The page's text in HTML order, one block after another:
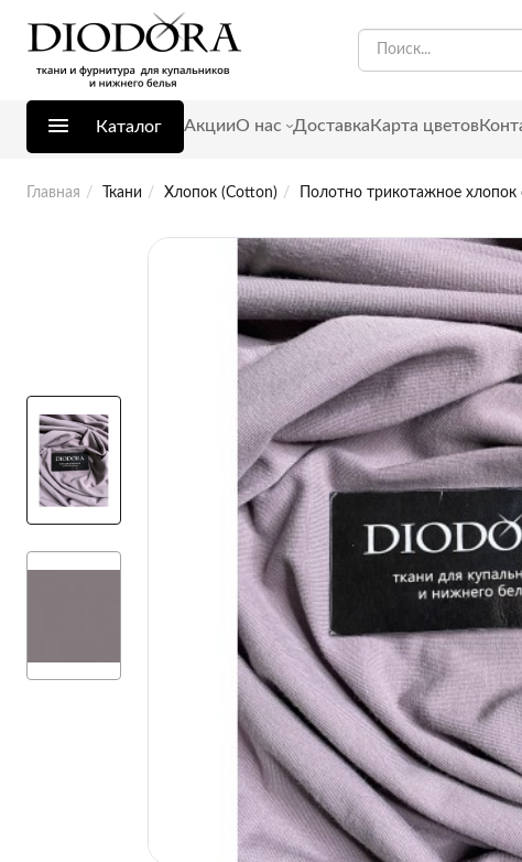
Каталог АкцииО нас Доставка Карта цветов
Главная Ткани Хлопок (Cotton) Полотно трикотажное